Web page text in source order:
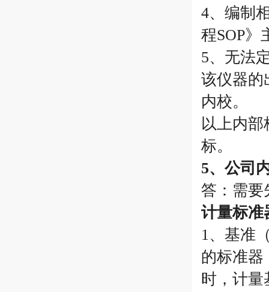
4、编制
程SOP
5、无法
该仪器的
内校。
以上内
标。
5、公司
答：需要
计量标准
1、基准
的标准器
时，计量